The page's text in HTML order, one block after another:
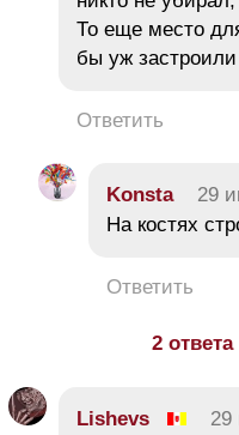
То еще место
бы уж
Ответить
Konsta 29
На костях
Ответить
2
Lishevs 29